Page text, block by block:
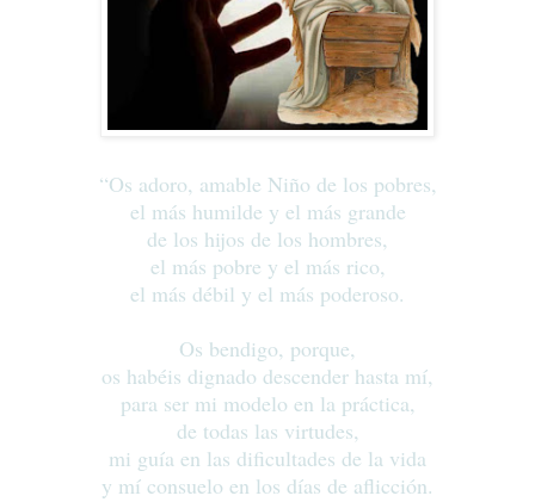
“Os adoro, amable Niño de los pobres,
el más humilde y el más grande
de los hijos de los hombres,
el más pobre y el más rico,
el más débil y el más poderoso.
Os bendigo, porque,
os habéis dignado descender hasta mí,
para ser mi modelo en la práctica,
de todas las virtudes,
mi guía en las dificultades de la vida
y mí consuelo en los días de aflicción.